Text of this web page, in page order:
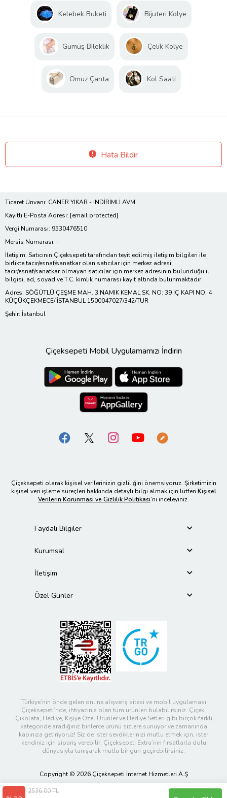
2536,00 TL
Kelebek Buketi Bijuteri Kolye
Gümüş Bileklik Çelik Kolye
Omuz Çanta Kol Saati
Hata Bildir
Ticaret Ünvanı: CANER YIKAR - İNDİRİMLİ AVM
Kayıtlı E-Posta Adresi: [email protected]
Vergi Numarası: 9530476510
Mersis Numarası: -
İletişim: Satıcının Çiçeksepeti tarafından teyit edilmiş iletişim bilgileri ile
birlikte tacir/esnaf/sanatkar olan satıcılar için merkez adresi;
tacir/esnaf/sanatkar olmayan satıcılar için merkez adresinin bulunduğu il
bilgisi, ad, soyad ve T.C. kimlik numarası kayıt altında bulunmaktadır.
Adres: SÖĞÜTLÜ ÇEŞME MAH. 3.NAMIK KEMAL SK. NO: 39 İÇ KAPI NO: 4
KÜÇÜKÇEKMECE/ İSTANBUL 1500047027/342/TUR
Şehir: İstanbul
Çiçeksepeti Mobil Uygulamamızı İndirin
Çiçeksepeti olarak kişisel verilerinizin gizliliğini önemsiyoruz. Şirketimizin
kişisel veri işleme süreçleri hakkında detaylı bilgi almak için lütfen Kişisel
Verilerin Korunması ve Gizlilik Politikası’nı inceleyiniz.
Faydalı Bilgiler
Kurumsal
İletişim
Özel Günler
Türkiye’nin önde gelen online alışveriş sitesi ve mobil uygulaması
Çiçeksepeti’nde, ihtiyacınız olan tüm ürünleri bulabilirsiniz. Çiçek,
Çikolata, Hediye, Kişiye Özel Ürünler ve Hediye Setleri gibi birçok farklı
kategoride aradığınız binlerce ürünü sizlere sunuyor ve zamanında
kapınıza getiriyoruz! Siz de ister sevdiklerinizi mutlu etmek için, ister
kendiniz için sipariş verebilir; Çiçeksepeti Extra’nın fırsatlarla dolu
dünyasıyla tanışarak mutlu bir gün geçirebilirsiniz.
Copyright © 2026 Çiçeksepeti İnternet Hizmetleri A.Ş